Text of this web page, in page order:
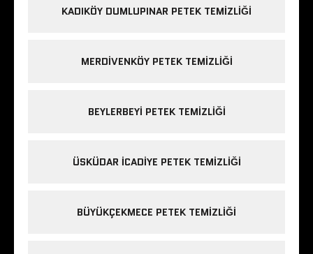
KADIKÖY DUMLUPINAR PETEK TEMIZLIĞI
MERDIVENKÖY PETEK TEMIZLIĞI
BEYLERBEYI PETEK TEMIZLIĞI
ÜSKÜDAR ICADIYE PETEK TEMIZLIĞI
BÜYÜKÇEKMECE PETEK TEMIZLIĞI